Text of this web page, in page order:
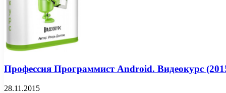
Профессия Программист Android. Видеокурс
28.11.2015